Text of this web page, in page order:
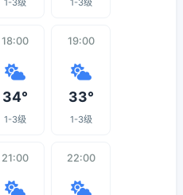
1-3级 1-3级
18:00
34°
1-3级
19:00
33°
1-3级
21:00 22:00